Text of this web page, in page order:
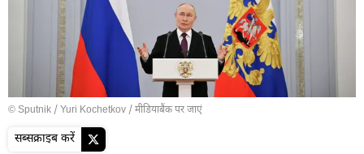
© Sputnik / Yuri Kochetkov /मीडियाबैंक पर जाएं
सब्सक्राइब करें